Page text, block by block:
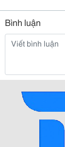
Bình luận